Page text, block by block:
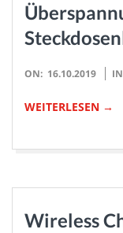
2019-
ON: 16.10.2019
WEITERLESEN →
Wireless